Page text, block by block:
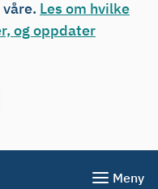
Les om hvilke
og oppdater
Meny